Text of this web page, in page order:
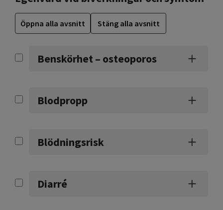
Öppna alla avsnitt Stäng alla avsnitt
Benskörhet – osteoporos
Blodpropp
Blödningsrisk
Diarré